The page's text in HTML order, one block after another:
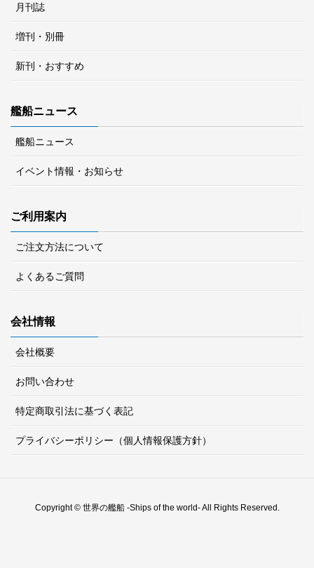
月刊誌
増刊・別冊
新刊・おすすめ
艦船ニュース
艦船ニュース
イベント情報・お知らせ
ご利用案内
ご注文方法について
よくあるご質問
会社情報
会社概要
お問い合わせ
特定商取引法に基づく表記
プライバシーポリシー（個人情報保護方針）
Copyright © 世界の艦船 -Ships of the world- All Rights Reserved.